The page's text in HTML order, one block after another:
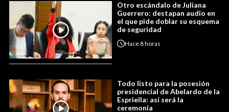
Otro escándalo de Juliana
Guerrero: destapan audio en
el que pide doblar su esquema
de seguridad
Hace8 horas
Todo listo para la posesión
presidencial de Abelardo de la
Espriella: así será la
ceremonia